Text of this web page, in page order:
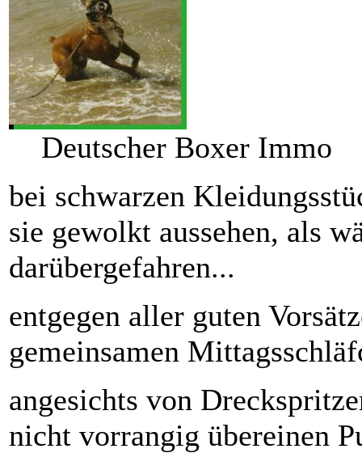
Deutscher Boxer Immo
bei schwarzen
sie gewolkt aussehen, als
darübergefahren...
entgegen aller guten
gemeinsamen
angesichts von
nicht vorrangig übereinen